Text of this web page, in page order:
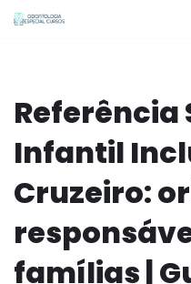
conteúdo
Referência
Infantil
Cruzeiro:
famílias |